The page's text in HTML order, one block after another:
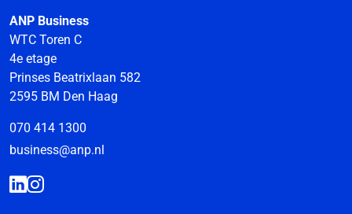
ANP Business
WTC Toren C
4e etage
Prinses Beatrixlaan 582
2595 BM Den Haag
070 414 1300
business@anp.nl